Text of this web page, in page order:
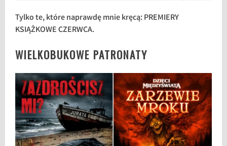
Tylko te, które naprawdę mnie kręcą: PREMIERY
KSIĄŻKOWE CZERWCA.
WIELKOBUKOWE PATRONATY